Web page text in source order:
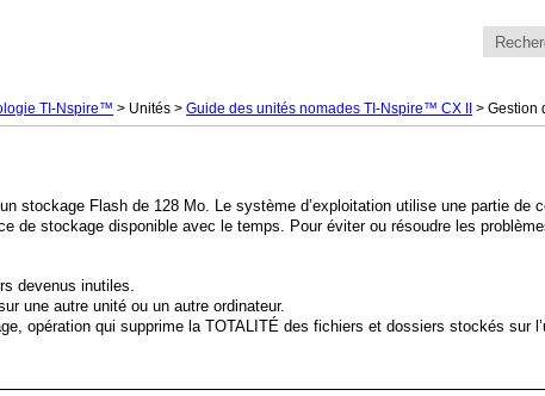
TI-Nspire™ > Unités >Guide des unités nomades TI-Nspire™ CX II >Gestion
stockage Flash de 128 Mo. Le système d’exploitation utilise une partie
de stockage disponible avec le temps. Pour éviter ou résoudre les
devenus inutiles.
une autre unité ou un autre ordinateur.
opération qui supprime la TOTALITÉ des fichiers et dossiers stockés sur